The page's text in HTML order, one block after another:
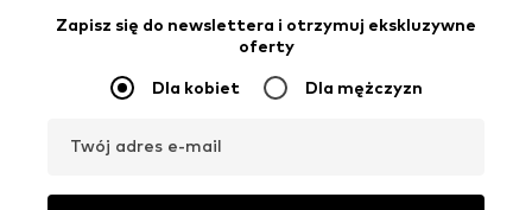
Zapisz się do newslettera i otrzymuj ekskluzywne
oferty
Dla kobiet Dla mężczyzn
Twój adres e-mail